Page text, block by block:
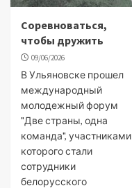
Соревноваться,
чтобы дружить
09/06/2026
В Ульяновске прошел
международный
молодежный форум
"Две страны, одна
команда", участниками
которого стали
сотрудники
белорусского